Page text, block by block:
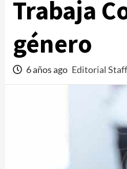
Trabaja
género
6 años ago Editorial Staff